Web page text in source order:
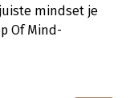
mindset je
Of Mind-